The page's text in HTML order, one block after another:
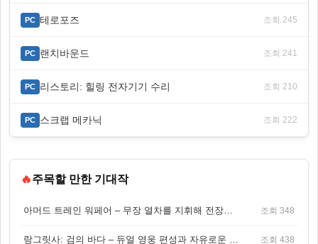
PC 테로포즈 조회 245
PC 랜치바운드 조회 241
PC 리스토리: 힐링 전자기기 수리 조회 210
PC 스크랩 메카닉 조회 222
🔥주목할 만한 기대작
아머드 트레인 워페어 – 무장 열차를 지휘해 전장을 돌파하는 생존 전투 게임 조회 348
랑그릿사: 검의 바다 – 듀얼 영웅 편성과 자유로운 탐험을 결합한 판타지 전략 RPG 조회 438